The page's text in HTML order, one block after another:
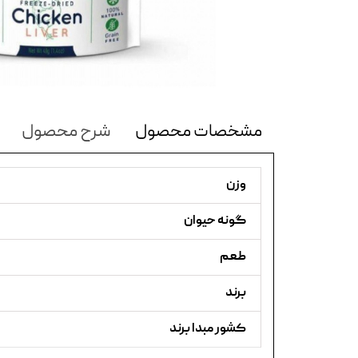
مشخصات محصول شرح محصول
وزن
گونه حیوان
طعم
برند
کشور مبدا برند